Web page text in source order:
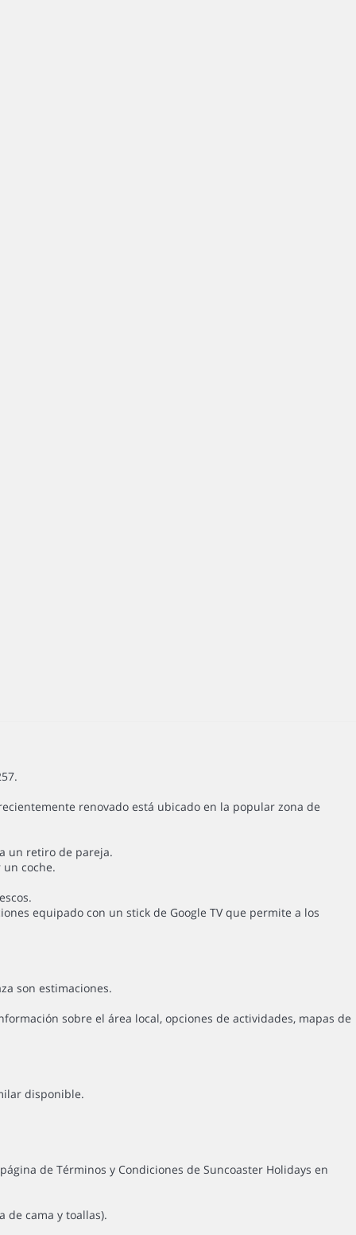
renovado está ubicado en la popular zona de
un retiro de pareja.
coche.
equipado con un stick de Google TV que permite a los
son estimaciones.
sobre el área local, opciones de actividades, mapas de
disponible.
de Términos y Condiciones de Suncoaster Holidays en
de cama y toallas).